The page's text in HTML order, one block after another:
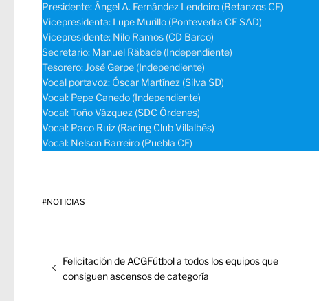
Presidente: Ángel A. Fernández Lendoiro (Betanzos CF)
Vicepresidenta: Lupe Murillo (Pontevedra CF SAD)
Vicepresidente: Nilo Ramos (CD Barco)
Secretario: Manuel Rábade (Independiente)
Tesorero: José Gerpe (Independiente)
Vocal portavoz: Óscar Martínez (Silva SD)
Vocal: Pepe Canedo (Independiente)
Vocal: Toño Vázquez (SDC Órdenes)
Vocal: Paco Ruiz (Racing Club Villalbés)
Vocal: Nelson Barreiro (Puebla CF)
#NOTICIAS
Navegación
de
Entrada
anterior:
Felicitación de ACGFútbol a todos los equipos que
consiguen ascensos de categoría